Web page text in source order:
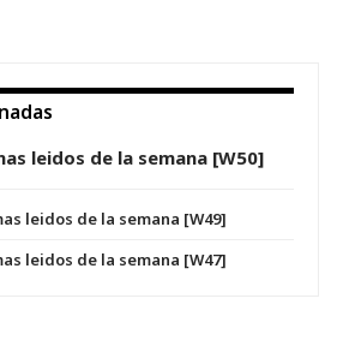
leidos de la semana [W50]
leidos de la semana [W49]
leidos de la semana [W47]